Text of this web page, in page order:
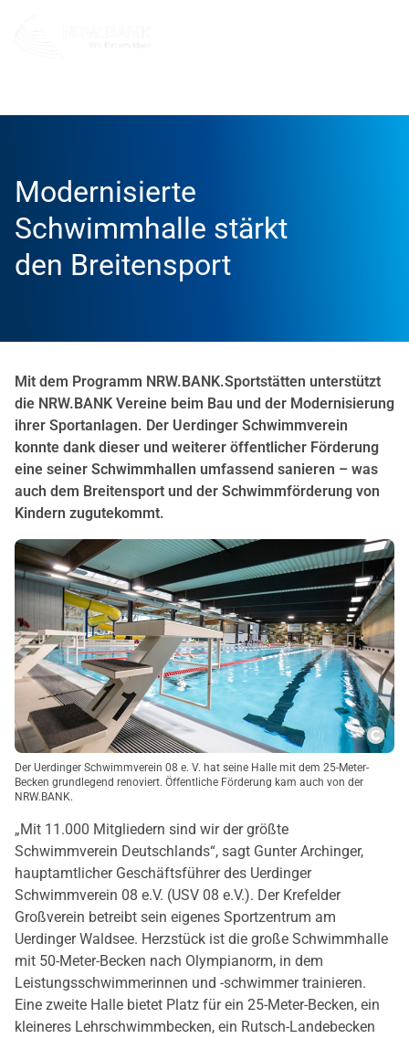
Modernisierte
Schwimmhalle stärkt
den Breitensport
Mit dem Programm NRW.BANK.Sportstätten unterstützt
die NRW.BANK Vereine beim Bau und der Modernisierung
ihrer Sportanlagen. Der Uerdinger Schwimmverein
konnte dank dieser und weiterer öffentlicher Förderung
eine seiner Schwimmhallen umfassend sanieren – was
auch dem Breitensport und der Schwimmförderung von
Kindern zugutekommt.
Der Uerdinger Schwimmverein 08 e. V. hat seine Halle mit dem 25-Meter-
Becken grundlegend renoviert. Öffentliche Förderung kam auch von der
NRW.BANK.
„Mit 11.000 Mitgliedern sind wir der größte
Schwimmverein Deutschlands“, sagt Gunter Archinger,
hauptamtlicher Geschäftsführer des Uerdinger
Schwimmverein 08 e.V. (USV 08 e.V.). Der Krefelder
Großverein betreibt sein eigenes Sportzentrum am
Uerdinger Waldsee. Herzstück ist die große Schwimmhalle
mit 50-Meter-Becken nach Olympianorm, in dem
Leistungsschwimmerinnen und -schwimmer trainieren.
Eine zweite Halle bietet Platz für ein 25-Meter-Becken, ein
kleineres Lehrschwimmbecken, ein Rutsch-Landebecken